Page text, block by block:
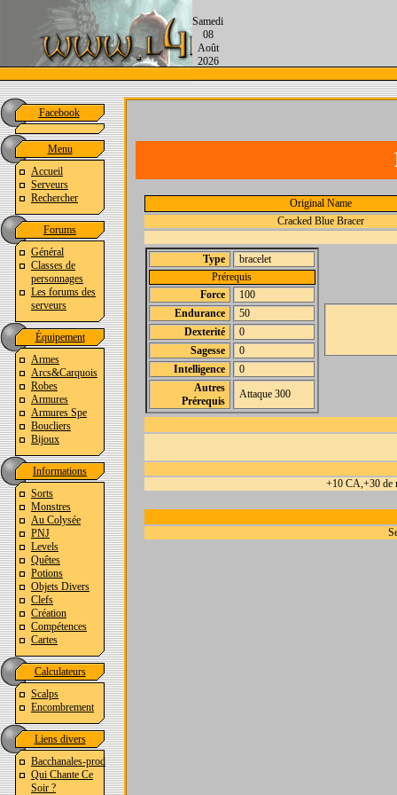
Samedi
08
Août
2026
Facebook
Menu
Accueil
Serveurs
Rechercher
Forums
Général
Classes de
personnages
Les forums des
serveurs
Équipement
Armes
Arcs&Carquois
Robes
Armures
Armures Spe
Boucliers
Bijoux
Informations
Sorts
Monstres
Au Colysée
PNJ
Levels
Quêtes
Potions
Objets Divers
Clefs
Création
Compétences
Cartes
Calculateurs
Scalps
Encombrement
Liens divers
Bacchanales-prod
Qui Chante Ce
Soir ?
Original Name
Cracked Blue Bracer
Type
bracelet
Prérequis
Force
100
Endurance
50
Dexterité
0
Sagesse
0
Intelligence
0
Autres
Prérequis
Attaque 300
+10 CA,+30 de